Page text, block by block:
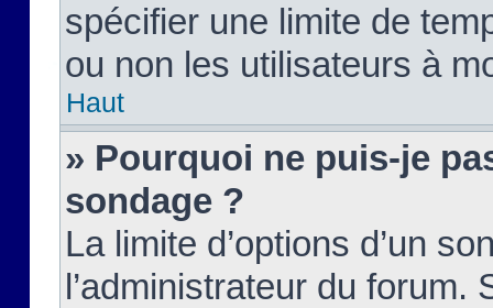
spécifier une limite de
ou non les utilisateurs à
Haut
» Pourquoi ne puis-je
sondage ?
La limite d’options d’un
l’administrateur du forum.